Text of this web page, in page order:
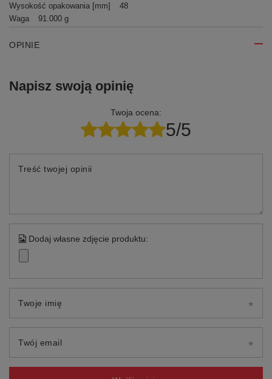
Wysokość opakowania [mm]
48
Waga
91.000 g
OPINIE
Napisz swoją opinię
Twoja ocena:
5/5
Treść twojej opinii
Dodaj własne zdjęcie produktu:
Twoje imię
Twój email